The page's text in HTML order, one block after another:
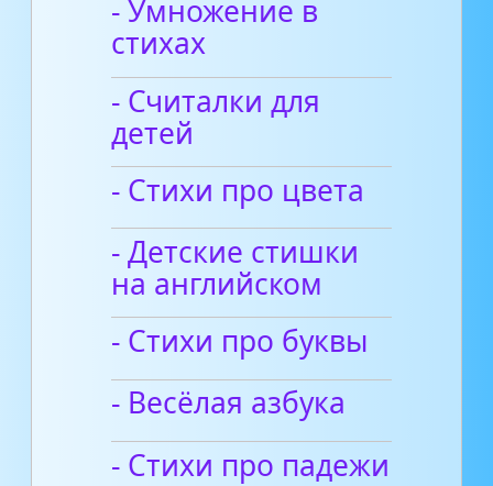
- Умножение в
стихах
- Считалки для
детей
- Стихи про цвета
- Детские стишки
на английском
- Стихи про буквы
- Весёлая азбука
- Стихи про падежи